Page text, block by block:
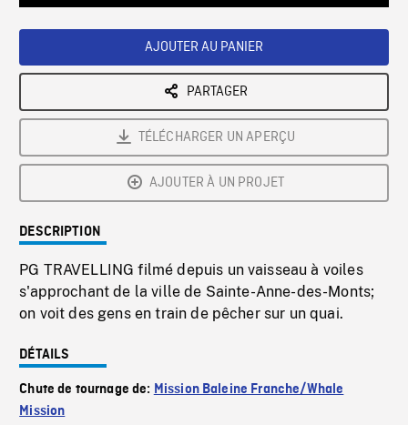
AJOUTER AU PANIER
PARTAGER
TÉLÉCHARGER UN APERÇU
AJOUTER À UN PROJET
DESCRIPTION
PG TRAVELLING filmé depuis un vaisseau à voiles
s'approchant de la ville de Sainte-Anne-des-Monts;
on voit des gens en train de pêcher sur un quai.
DÉTAILS
Chute de tournage de: Mission Baleine Franche/Whale
Mission